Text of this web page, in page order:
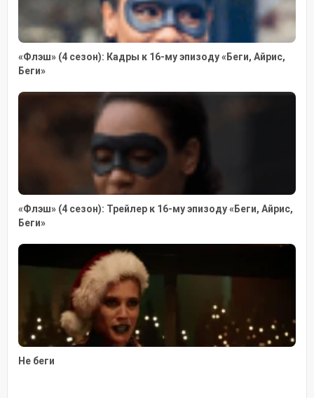
«Флэш» (4 сезон): Кадры к 16-му эпизоду «Беги, Айрис,
Беги»
«Флэш» (4 сезон): Трейлер к 16-му эпизоду «Беги, Айрис,
Беги»
Не беги